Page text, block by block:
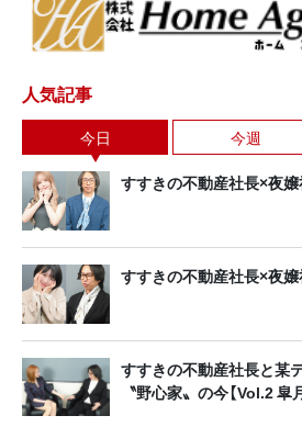
人気記事
今日 今週
すすきの不動産社長×夜嬢
すすきの不動産社長×夜嬢
すすきの不動産社長と某
〝野心家〟の今【Vol.2 皐